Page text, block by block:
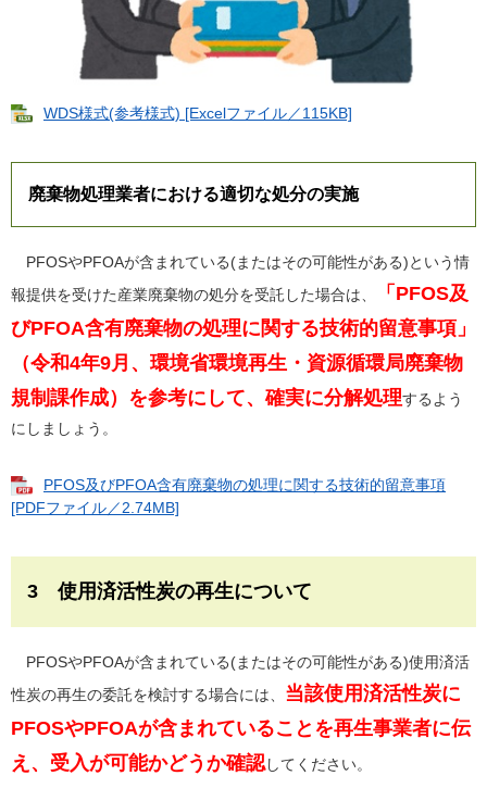
WDS様式(参考様式) [Excelファイル／115KB]
廃棄物処理業者における適切な処分の実施
PFOSやPFOAが含まれている(またはその可能性がある)という情
報提供を受けた産業廃棄物の処分を受託した場合は、
「PFOS及
びPFOA含有廃棄物の処理に関する技術的留意事項」
（令和4年9月、環境省環境再生・資源循環局廃棄物
規制課作成）を参考にして、確実に分解処理するよう
にしましょう。
PFOS及びPFOA含有廃棄物の処理に関する技術的留意事項
[PDFファイル／2.74MB]
3 使用済活性炭の再生について
PFOSやPFOAが含まれている(またはその可能性がある)使用済活
性炭の再生の委託を検討する場合には、 当該使用済活性炭に
PFOSやPFOAが含まれていることを再生事業者に伝
え、受入が可能かどうか確認してください。